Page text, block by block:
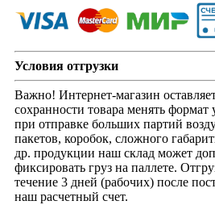
Условия отгрузки
Важно! Интернет-магазин
сохранности товара менять
при отправке больших партий
пакетов, коробок, сложного
др. продукции наш склад может
фиксировать груз на паллете.
течение 3 дней (рабочих) после
наш расчетный счет.